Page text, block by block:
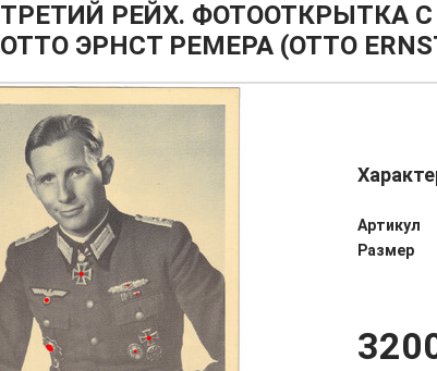
ТРЕТИЙ РЕЙХ. ФОТООТКРЫТКА
ОТТО ЭРНСТ РЕМЕРА (OTTO
Артикул
Размер